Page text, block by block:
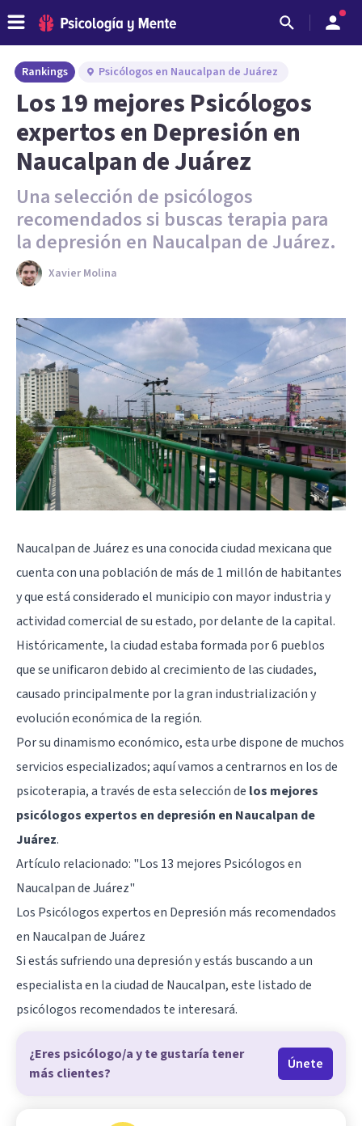
Rankings Psicólogos en Naucalpan de Juárez
Los 19 mejores Psicólogos
expertos en Depresión en
Naucalpan de Juárez
Una selección de psicólogos
recomendados si buscas terapia para
la depresión en Naucalpan de Juárez.
Xavier Molina
Naucalpan de Juárez es una conocida ciudad mexicana que
cuenta con una población de más de 1 millón de habitantes
y que está considerado el municipio con mayor industria y
actividad comercial de su estado, por delante de la capital.
Históricamente, la ciudad estaba formada por 6 pueblos
que se unificaron debido al crecimiento de las ciudades,
causado principalmente por la gran industrialización y
evolución económica de la región.
Por su dinamismo económico, esta urbe dispone de muchos
servicios especializados; aquí vamos a centrarnos en los de
psicoterapia, a través de esta selección de los mejores
psicólogos expertos en depresión en Naucalpan de
Juárez.
Artículo relacionado: "Los 13 mejores Psicólogos en
Naucalpan de Juárez"
Los Psicólogos expertos en Depresión más recomendados
en Naucalpan de Juárez
Si estás sufriendo una depresión y estás buscando a un
especialista en la ciudad de Naucalpan, este listado de
psicólogos recomendados te interesará.
¿Eres psicólogo/a y te gustaría tener
más clientes?
Únete